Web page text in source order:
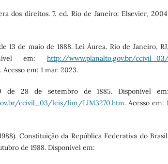
dos direitos. 7. ed. Rio de Janeiro: Elsevier,
13 de maio de 1888. Lei Áurea. Rio de Janeiro, RJ,
em: http://www.planalto.gov.br/
em: 1 mar. 2023.
de 28 de setembro de 1885. Disponível em:
ccivil_03/leis/lim/LIM3270.htm. Acesso em:
Constituição da República Federativa do
de 1988. Disponível em: